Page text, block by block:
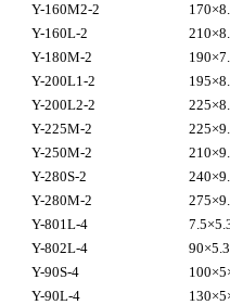
Y-160M2-2
Y-160L-2
Y-180M-2
Y-200L1-2
Y-200L2-2
Y-225M-2
Y-250M-2
Y-280S-2
Y-280M-2
Y-801L-4
Y-802L-4
Y-90S-4
Y-90L-4